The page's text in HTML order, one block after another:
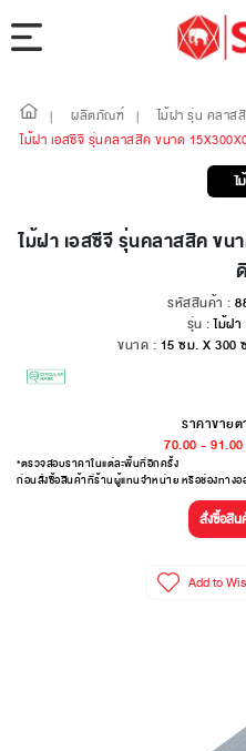
| ผลิตภัณฑ์ | ไม้ฝา รุ่น คลาส
ไม้ฝา เอสซีจี รุ่นคลาสสิค ขนาด
ไ
ไม้ฝา เอสซีจี รุ่นคลาสสิค ขน
รหัสสินค้า :
รุ่น : ไม้ฝ
ขนาด : 15 ซม. X 300
ราคาขาย
70.00 - 91.00
*ตรวจสอบราคาในแต่ละพื้นที่อีกครั้ง
ก่อนสั่งซื้อสินค้าที่ร้านผู้แทนจำหน่าย หรือช่องทางอ
สั่งซื้อสิน
Add to